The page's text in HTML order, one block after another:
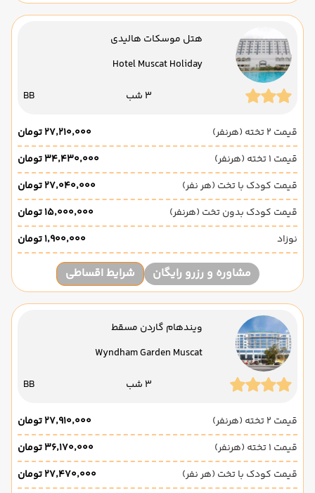
هتل موسکات هالیدی
Hotel Muscat Holiday
3 شب BB
قیمت 2 تخته (هرنفر)
۲۷٬۲۱۰٬۰۰۰ تومان
قیمت 1 تخته (هرنفر)
۳۴٬۴۳۰٬۰۰۰ تومان
قیمت کودک با تخت (هر نفر)
۲۷٬۰۴۰٬۰۰۰ تومان
قیمت کودک بدون تخت (هرنفر)
۱۵٬۰۰۰٬۰۰۰ تومان
نوزاد
۱٬۹۰۰٬۰۰۰ تومان
مشاوره و رزرو رایگان شرایط اقساطی
ویندهام گاردن مسقط
Wyndham Garden Muscat
3 شب BB
قیمت 2 تخته (هرنفر)
۲۷٬۹۱۰٬۰۰۰ تومان
قیمت 1 تخته (هرنفر)
۳۶٬۱۷۰٬۰۰۰ تومان
قیمت کودک با تخت (هر نفر)
۲۷٬۴۷۰٬۰۰۰ تومان